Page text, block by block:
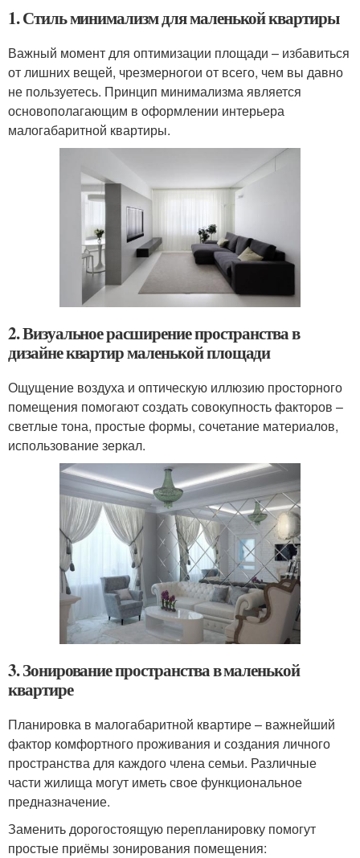
1. Стиль минимализм для маленькой квартиры
Важный момент для оптимизации площади – избавиться
от лишних вещей, чрезмерногои от всего, чем вы давно
не пользуетесь. Принцип минимализма является
основополагающим в оформлении интерьера
малогабаритной квартиры.
2. Визуальное расширение пространства в
дизайне квартир маленькой площади
Ощущение воздуха и оптическую иллюзию просторного
помещения помогают создать совокупность факторов –
светлые тона, простые формы, сочетание материалов,
использование зеркал.
3. Зонирование пространства в маленькой
квартире
Планировка в малогабаритной квартире – важнейший
фактор комфортного проживания и создания личного
пространства для каждого члена семьи. Различные
части жилища могут иметь свое функциональное
предназначение.
Заменить дорогостоящую перепланировку помогут
простые приёмы зонирования помещения: